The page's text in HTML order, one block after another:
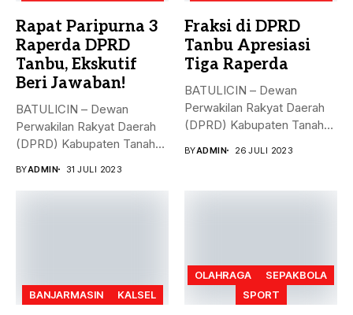
Rapat Paripurna 3
Raperda DPRD
Tanbu, Ekskutif
Beri Jawaban!
BATULICIN – Dewan
Perwakilan Rakyat Daerah
(DPRD) Kabupaten Tanah
BYADMIN 31 JULI 2023
Fraksi di DPRD
Tanbu Apresiasi
Tiga Raperda
BATULICIN – Dewan
Perwakilan Rakyat Daerah
(DPRD) Kabupaten Tanah
BYADMIN 26 JULI 2023
BANJARMASIN KALSEL
OLAHRAGA
SEPAKBOLA
SPORT